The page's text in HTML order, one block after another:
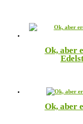
Ok, aber
Ok, aber